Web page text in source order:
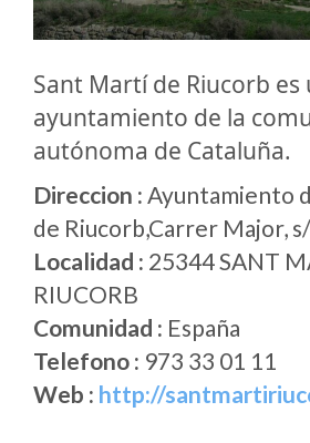
Sant Martí de Riucorb es
ayuntamiento de la
autónoma de Cataluña.
Direccion : Ayuntamiento
de Riucorb,Carrer Major,
Localidad : 25344 SANT
RIUCORB
Comunidad : España
Telefono : 973 33 01 11
Web : http://